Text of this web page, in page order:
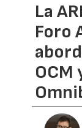
La
Foro
OCM